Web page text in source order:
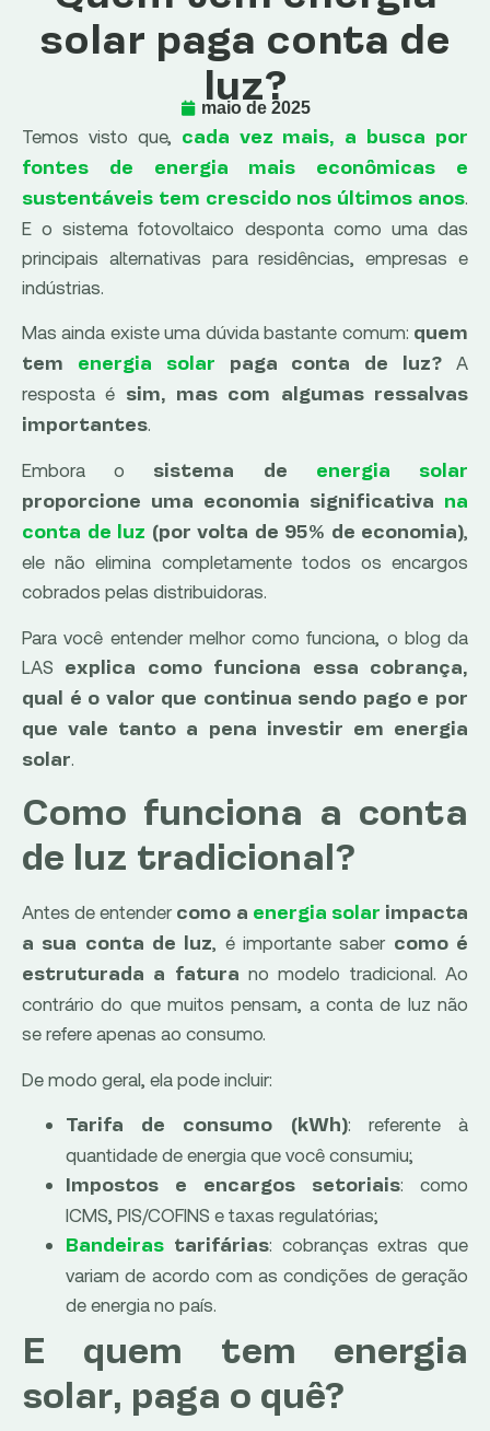
solar paga conta de
luz?
maio de 2025
Temos visto que, cada vez mais, a busca por
fontes de energia mais econômicas e
sustentáveis tem crescido nos últimos anos
E o sistema fotovoltaico desponta como uma das
principais alternativas para residências, empresas e
indústrias.
Mas ainda existe uma dúvida bastante comum: quem
tem energia solar paga conta de luz?A
resposta é sim, mas com algumas ressalvas
importantes
Embora o sistema de energia solar
proporcione uma economia significativa na
conta de luz (por volta de 95% de economia),
ele não elimina completamente todos os encargos
cobrados pelas distribuidoras.
Para você entender melhor como funciona, o blog da
LAS explica como funciona essa cobrança,
qual é o valor que continua sendo pago e por
que vale tanto a pena investir em energia
solar
Como funciona a conta
de luz tradicional?
Antes de entender como a energia solar impacta
a sua conta de luz, é importante saber como é
estruturada a fatura no modelo tradicional. Ao
contrário do que muitos pensam, a conta de luz não
se refere apenas ao consumo.
De modo geral, ela pode incluir:
Tarifa de consumo (kWh): referente à
quantidade de energia que você consumiu;
Impostos e encargos setoriais: como
ICMS, PIS/COFINS e taxas regulatórias;
Bandeiras tarifárias: cobranças extras que
variam de acordo com as condições de geração
de energia no país.
E quem tem energia
solar, paga o quê?